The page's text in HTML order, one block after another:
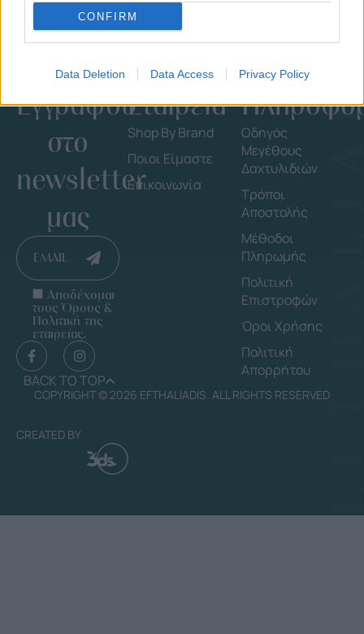
CONFIRM
Data Deletion Data Access Privacy Policy
Εγγράψου
στο
newsletter
μας
EMAIL
Αποδέχομαι
τους Όρους &
Πολιτική της
εταιρείας.
BACK TO TOP
Εταιρεία
Shop By Brand
Ποιοι Είμαστε
Επικοινωνία
Οδηγός
Μεγέθους
Δαχτυλιδιών
Τρόποι
Αποστολής
Μέθοδοι
Πληρωμής
Πολιτική
Επιστροφών
Όροι Χρήσης
Πολιτική
Απορρήτου
COPYRIGHT © 2026 EFTHALIADIS. ALL RIGHTS RESERVED
CREATED BY